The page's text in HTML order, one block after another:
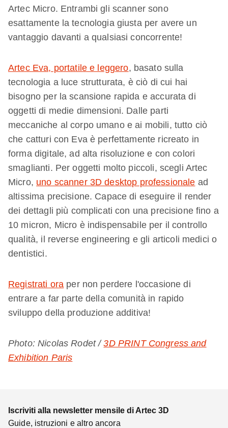
Artec Micro. Entrambi gli scanner sono
esattamente la tecnologia giusta per avere un
vantaggio davanti a qualsiasi concorrente!
Artec Eva, portatile e leggero, basato sulla
tecnologia a luce strutturata, è ciò di cui hai
bisogno per la scansione rapida e accurata di
oggetti di medie dimensioni. Dalle parti
meccaniche al corpo umano e ai mobili, tutto ciò
che catturi con Eva è perfettamente ricreato in
forma digitale, ad alta risoluzione e con colori
smaglianti. Per oggetti molto piccoli, scegli Artec
Micro, uno scanner 3D desktop professionale ad
altissima precisione. Capace di eseguire il render
dei dettagli più complicati con una precisione fino a
10 micron, Micro è indispensabile per il controllo
qualità, il reverse engineering e gli articoli medici o
dentistici.
Registrati ora per non perdere l'occasione di
entrare a far parte della comunità in rapido
sviluppo della produzione additiva!
Photo: Nicolas Rodet /3D PRINT Congress and
Exhibition Paris
Iscriviti alla newsletter mensile di Artec 3D
Guide, istruzioni e altro ancora